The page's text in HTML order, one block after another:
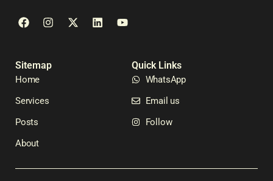
Sitemap
Home
Services
Posts
About
Quick Links
WhatsApp
Email us
Follow